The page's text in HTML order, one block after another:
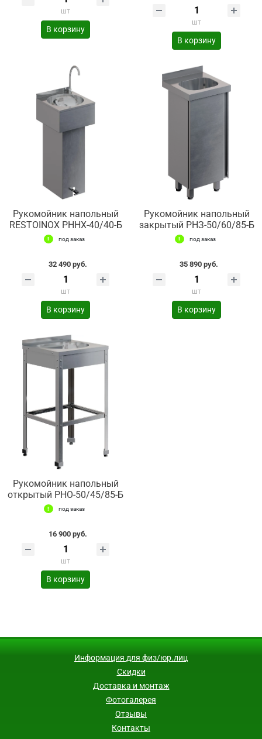
шт
В корзину
шт
В корзину
Рукомойник напольный
RESTOINOX РННХ-40/40-Б
под заказ
32 490 руб.
шт
В корзину
Рукомойник напольный
закрытый РНЗ-50/60/85-Б
под заказ
35 890 руб.
шт
В корзину
Рукомойник напольный
открытый РНО-50/45/85-Б
под заказ
16 900 руб.
шт
В корзину
Информация для физ/юр.лиц
Скидки
Доставка и монтаж
Фотогалерея
Отзывы
Контакты